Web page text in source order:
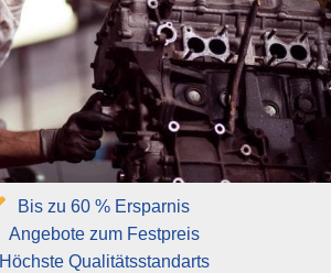
Bis zu 60 % Ersparnis
Angebote zum Festpreis
Höchste Qualitätsstandarts